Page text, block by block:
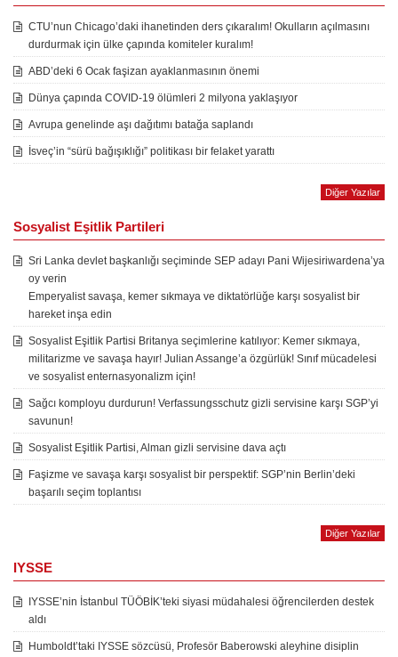
CTU’nun Chicago’daki ihanetinden ders çıkaralım! Okulların açılmasını
durdurmak için ülke çapında komiteler kuralım!
ABD’deki 6 Ocak faşizan ayaklanmasının önemi
Dünya çapında COVID-19 ölümleri 2 milyona yaklaşıyor
Avrupa genelinde aşı dağıtımı batağa saplandı
İsveç’in “sürü bağışıklığı” politikası bir felaket yarattı
Diğer Yazılar
Sosyalist Eşitlik Partileri
Sri Lanka devlet başkanlığı seçiminde SEP adayı Pani Wijesiriwardena’ya
oy verin
Emperyalist savaşa, kemer sıkmaya ve diktatörlüğe karşı sosyalist bir
hareket inşa edin
Sosyalist Eşitlik Partisi Britanya seçimlerine katılıyor: Kemer sıkmaya,
militarizme ve savaşa hayır! Julian Assange’a özgürlük! Sınıf mücadelesi
ve sosyalist enternasyonalizm için!
Sağcı komployu durdurun! Verfassungsschutz gizli servisine karşı SGP’yi
savunun!
Sosyalist Eşitlik Partisi, Alman gizli servisine dava açtı
Faşizme ve savaşa karşı sosyalist bir perspektif: SGP’nin Berlin’deki
başarılı seçim toplantısı
Diğer Yazılar
IYSSE
IYSSE’nin İstanbul TÜÖBİK’teki siyasi müdahalesi öğrencilerden destek
aldı
Humboldt’taki IYSSE sözcüsü, Profesör Baberowski aleyhine disiplin